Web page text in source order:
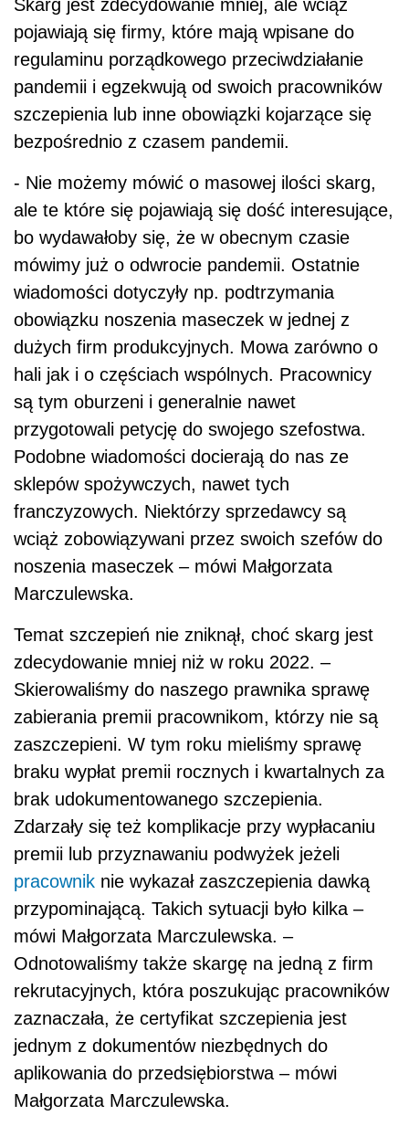
Skarg jest zdecydowanie mniej, ale wciąż
pojawiają się firmy, które mają wpisane do
regulaminu porządkowego przeciwdziałanie
pandemii i egzekwują od swoich pracowników
szczepienia lub inne obowiązki kojarzące się
bezpośrednio z czasem pandemii.
- Nie możemy mówić o masowej ilości skarg,
ale te które się pojawiają się dość interesujące,
bo wydawałoby się, że w obecnym czasie
mówimy już o odwrocie pandemii. Ostatnie
wiadomości dotyczyły np. podtrzymania
obowiązku noszenia maseczek w jednej z
dużych firm produkcyjnych. Mowa zarówno o
hali jak i o częściach wspólnych. Pracownicy
są tym oburzeni i generalnie nawet
przygotowali petycję do swojego szefostwa.
Podobne wiadomości docierają do nas ze
sklepów spożywczych, nawet tych
franczyzowych. Niektórzy sprzedawcy są
wciąż zobowiązywani przez swoich szefów do
noszenia maseczek – mówi Małgorzata
Marczulewska.
Temat szczepień nie zniknął, choć skarg jest
zdecydowanie mniej niż w roku 2022. –
Skierowaliśmy do naszego prawnika sprawę
zabierania premii pracownikom, którzy nie są
zaszczepieni. W tym roku mieliśmy sprawę
braku wypłat premii rocznych i kwartalnych za
brak udokumentowanego szczepienia.
Zdarzały się też komplikacje przy wypłacaniu
premii lub przyznawaniu podwyżek jeżeli
pracownik nie wykazał zaszczepienia dawką
przypominającą. Takich sytuacji było kilka –
mówi Małgorzata Marczulewska. –
Odnotowaliśmy także skargę na jedną z firm
rekrutacyjnych, która poszukując pracowników
zaznaczała, że certyfikat szczepienia jest
jednym z dokumentów niezbędnych do
aplikowania do przedsiębiorstwa – mówi
Małgorzata Marczulewska.